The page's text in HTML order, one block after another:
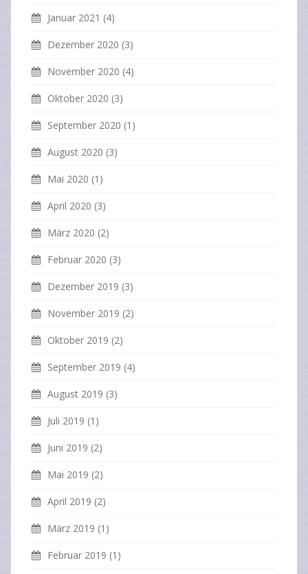
Januar 2021 (4)
Dezember 2020 (3)
November 2020 (4)
Oktober 2020 (3)
September 2020 (1)
August 2020 (3)
Mai 2020 (1)
April 2020 (3)
März 2020 (2)
Februar 2020 (3)
Dezember 2019 (3)
November 2019 (2)
Oktober 2019 (2)
September 2019 (4)
August 2019 (3)
Juli 2019 (1)
Juni 2019 (2)
Mai 2019 (2)
April 2019 (2)
März 2019 (1)
Februar 2019 (1)